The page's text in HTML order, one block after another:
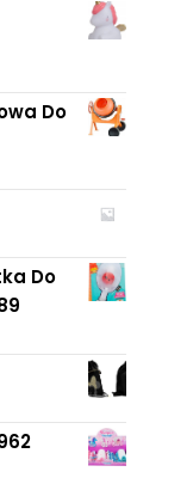
Do
Do